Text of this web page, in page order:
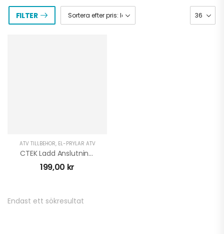
FILTER
ATV TILLBEHÖR, EL-PRYLAR ATV
CTEK Ladd Anslutning CTX Indicator Eyelet M8
199,00 kr
Endast ett sökresultat